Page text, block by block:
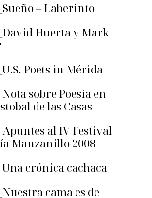
– Laberinto
Huerta y Mark
Poets in Mérida
sobre Poesía en
de las Casas
al IV Festival
Manzanillo 2008
crónica cachaca
cama es de